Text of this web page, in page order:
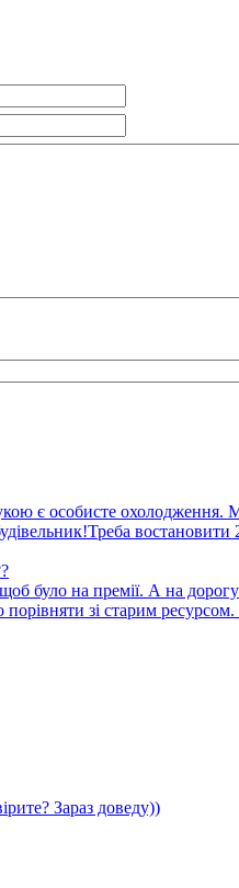
є особисте
востановити
було на премії. А на
зi старим
Зараз доведу))